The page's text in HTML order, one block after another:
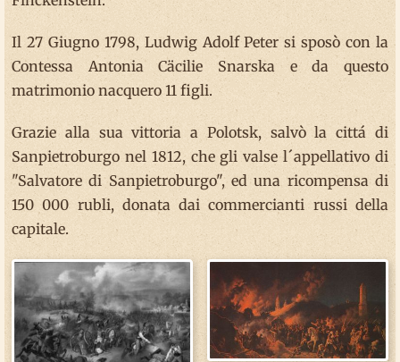
Il 27 Giugno 1798, Ludwig Adolf Peter si sposò con la
Contessa Antonia Cäcilie Snarska e da questo
matrimonio nacquero 11 figli.
Grazie alla sua vittoria a Polotsk, salvò la cittá di
Sanpietroburgo nel 1812, che gli valse l´appellativo di
"Salvatore di Sanpietroburgo", ed una ricompensa di
150 000 rubli, donata dai commercianti russi della
capitale.